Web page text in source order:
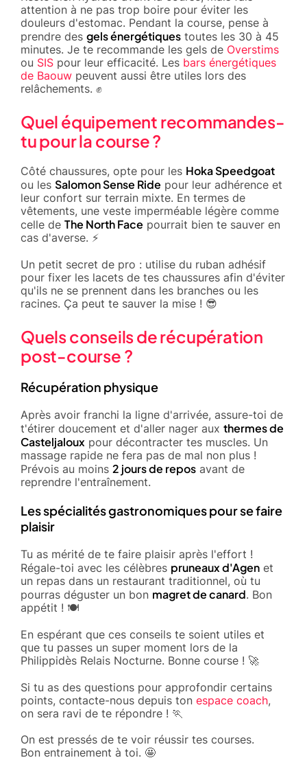
attention à ne pas trop boire pour éviter les
douleurs d'estomac. Pendant la course, pense à
prendre des gels énergétiques toutes les 30 à 45
minutes. Je te recommande les gels de Overstims
ou SIS pour leur efficacité. Les bars énergétiques
de Baouw peuvent aussi être utiles lors des
relâchements. ✊
Quel équipement recommandes-
tu pour la course ?
Côté chaussures, opte pour les Hoka Speedgoat
ou les Salomon Sense Ride pour leur adhérence et
leur confort sur terrain mixte. En termes de
vêtements, une veste imperméable légère comme
celle de The North Face pourrait bien te sauver en
cas d'averse. ⚡
Un petit secret de pro : utilise du ruban adhésif
pour fixer les lacets de tes chaussures afin d'éviter
qu'ils ne se prennent dans les branches ou les
racines. Ça peut te sauver la mise ! 😎
Quels conseils de récupération
post-course ?
Récupération physique
Après avoir franchi la ligne d'arrivée, assure-toi de
t'étirer doucement et d'aller nager aux thermes de
Casteljaloux pour décontracter tes muscles. Un
massage rapide ne fera pas de mal non plus !
Prévois au moins 2 jours de repos avant de
reprendre l'entraînement.
Les spécialités gastronomiques pour se faire
plaisir
Tu as mérité de te faire plaisir après l'effort !
Régale-toi avec les célèbres pruneaux d'Agen et
un repas dans un restaurant traditionnel, où tu
pourras déguster un bon magret de canard. Bon
appétit ! 🍽️
En espérant que ces conseils te soient utiles et
que tu passes un super moment lors de la
Philippidès Relais Nocturne. Bonne course ! 🚀
Si tu as des questions pour approfondir certains
points, contacte-nous depuis ton espace coach,
on sera ravi de te répondre ! 🏃
On est pressés de te voir réussir tes courses.
Bon entrainement à toi. 🤩